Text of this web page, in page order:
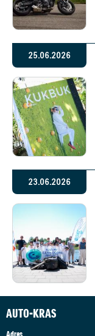
25.06.2026
23.06.2026
AUTO-KRAS